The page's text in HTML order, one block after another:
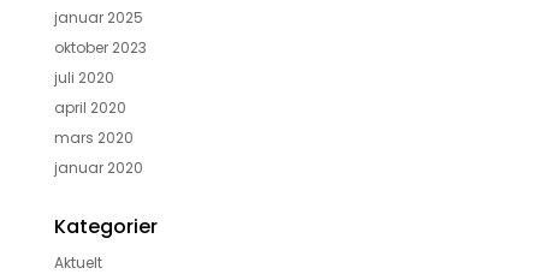
januar 2025
oktober 2023
juli 2020
april 2020
mars 2020
januar 2020
Kategorier
Aktuelt